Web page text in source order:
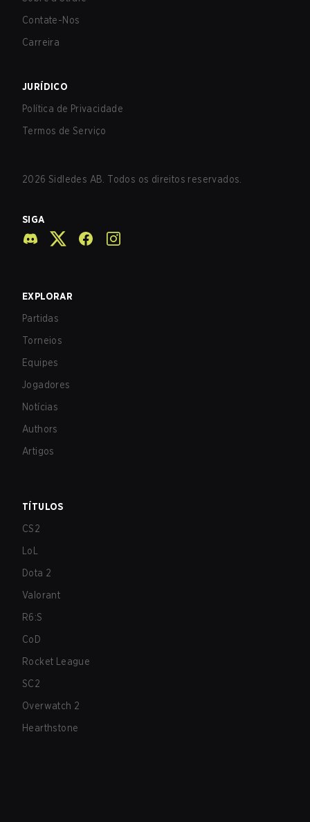
Contate-Nos
Carreira
JURÍDICO
Política de Privacidade
Termos de Serviço
2026 Sidledes AB. Todos os direitos reservados.
SIGA
EXPLORAR
Partidas
Torneios
Equipes
Jogadores
Notícias
Authors
Artigos
TÍTULOS
CS2
LoL
Dota 2
Valorant
R6:S
CoD
Rocket League
SC2
Overwatch 2
Hearthstone